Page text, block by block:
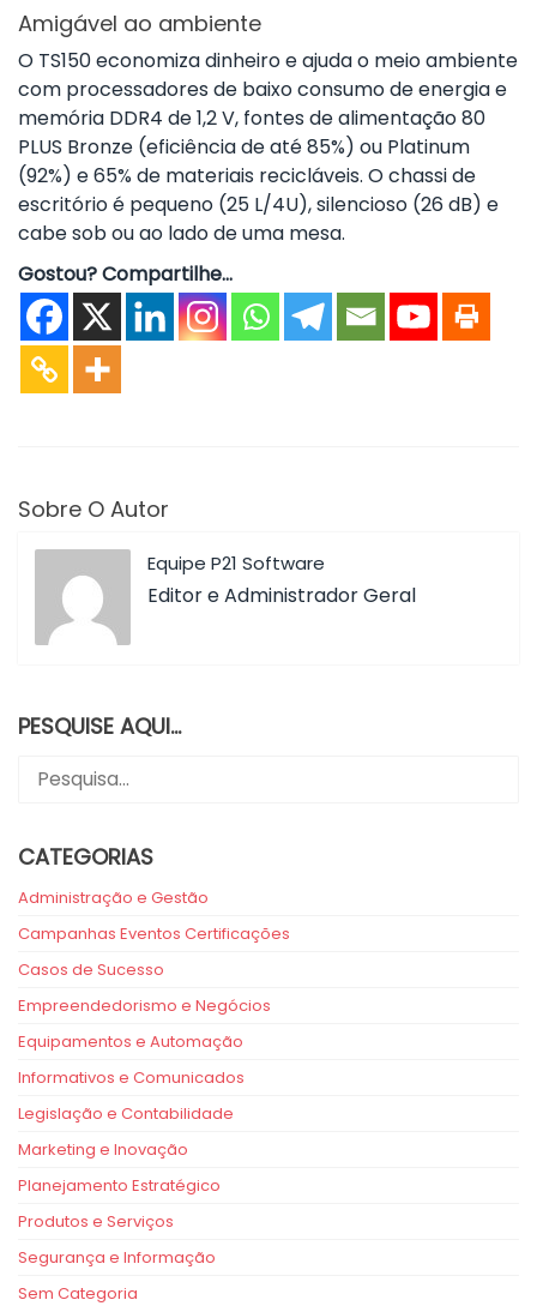
Amigável ao ambiente
O TS150 economiza dinheiro e ajuda o meio ambiente
com processadores de baixo consumo de energia e
memória DDR4 de 1,2 V, fontes de alimentação 80
PLUS Bronze (eficiência de até 85%) ou Platinum
(92%) e 65% de materiais recicláveis. O chassi de
escritório é pequeno (25 L/4U), silencioso (26 dB) e
cabe sob ou ao lado de uma mesa.
Gostou? Compartilhe...
Sobre O Autor
Equipe P21 Software
Editor e Administrador Geral
PESQUISE AQUI…
CATEGORIAS
Administração e Gestão
Campanhas Eventos Certificações
Casos de Sucesso
Empreendedorismo e Negócios
Equipamentos e Automação
Informativos e Comunicados
Legislação e Contabilidade
Marketing e Inovação
Planejamento Estratégico
Produtos e Serviços
Segurança e Informação
Sem Categoria